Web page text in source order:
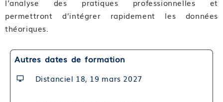
Module 05 : Promouvoir l’entretien postnatal auprès
de la patiente
celui des consultations médicales
Module 07 : Mener un entretien avec l’écoute active
comme outil principal
l’analyse des pratiques professionnelles et
permettront d’intégrer rapidement les données
théoriques.
Autres dates de formation
Distanciel 18, 19 mars 2027